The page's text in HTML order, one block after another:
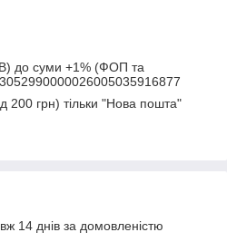
до суми +1% (ФОП та
200 грн) тільки "Нова пошта"
14 днів за домовленістю